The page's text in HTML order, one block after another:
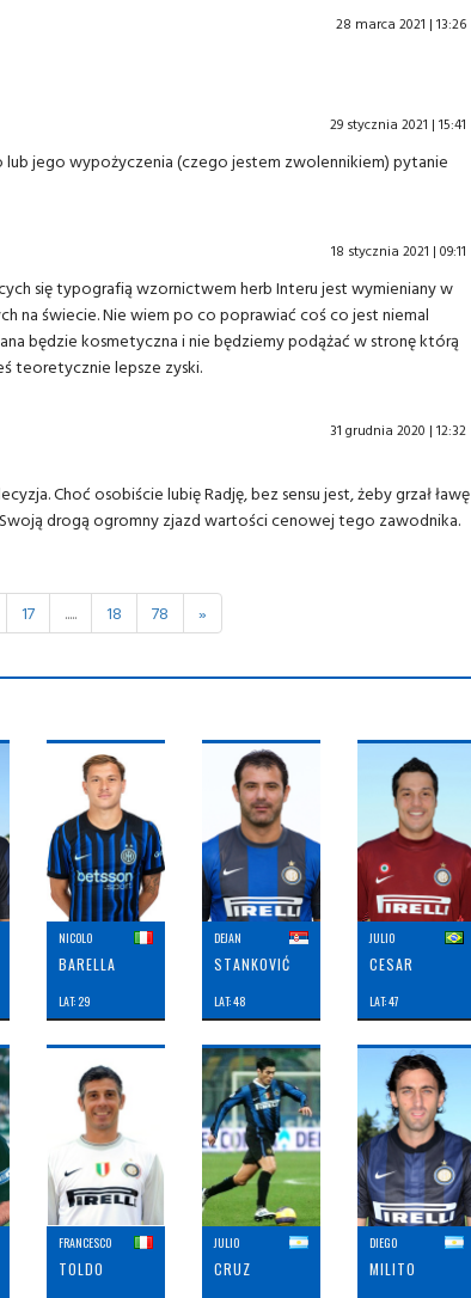
28 marca 2021 | 13:26
29 stycznia 2021 | 15:41
jego wypożyczenia (czego jestem zwolennikiem) pytanie
18 stycznia 2021 | 09:11
się typografią wzornictwem herb Interu jest wymieniany w
na świecie. Nie wiem po co poprawiać coś co jest niemal
będzie kosmetyczna i nie będziemy podążać w stronę którą
teoretycznie lepsze zyski.
31 grudnia 2020 | 12:32
Choć osobiście lubię Radję, bez sensu jest, żeby grzał ławę
Swoją drogą ogromny zjazd wartości cenowej tego zawodnika.
17 ..... 18 78 »
NICOLO
BARELLA
LAT: 29
DEJAN
STANKOVIĆ
LAT: 48
JULIO
CESAR
LAT: 47
FRANCESCO
TOLDO
JULIO
CRUZ
DIEGO
MILITO